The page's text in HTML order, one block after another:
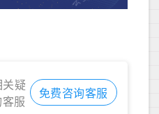
疑
服
免费咨询客服